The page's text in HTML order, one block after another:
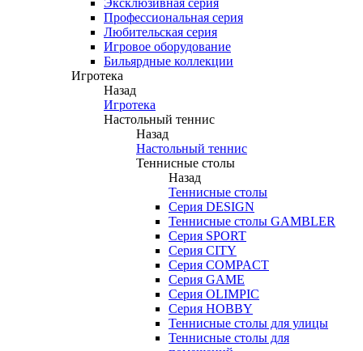
Эксклюзивная серия
Профессиональная серия
Любительская серия
Игровое оборудование
Бильярдные коллекции
Игротека
Назад
Игротека
Настольный теннис
Назад
Настольный теннис
Теннисные столы
Назад
Теннисные столы
Серия DESIGN
Теннисные столы GAMBLER
Серия SPORT
Серия CITY
Серия COMPACT
Серия GAME
Серия OLIMPIC
Серия HOBBY
Теннисные столы для улицы
Теннисные столы для